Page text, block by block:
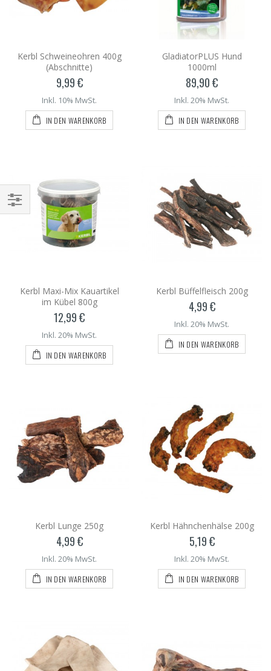
Kerbl Schweineohren 400g
(Abschnitte)
9,99 €
Inkl. 10% MwSt.
IN DEN WARENKORB
GladiatorPLUS Hund
1000ml
89,90 €
Inkl. 20% MwSt.
IN DEN WARENKORB
Kerbl Maxi-Mix Kauartikel
im Kübel 800g
12,99 €
Inkl. 20% MwSt.
IN DEN WARENKORB
Kerbl Büffelfleisch 200g
4,99 €
Inkl. 20% MwSt.
IN DEN WARENKORB
Kerbl Lunge 250g
4,99 €
Inkl. 20% MwSt.
IN DEN WARENKORB
Kerbl Hähnchenhälse 200g
5,19 €
Inkl. 20% MwSt.
IN DEN WARENKORB